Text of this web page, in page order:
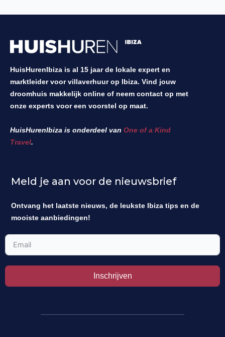
HuisHurenIbiza is al 15 jaar de lokale expert en
marktleider voor villaverhuur op Ibiza. Vind jouw
droomhuis makkelijk online of neem contact op met
onze experts voor een voorstel op maat.
HuisHurenIbiza is onderdeel van One of a Kind
Travel.
Meld je aan voor de nieuwsbrief
Ontvang het laatste nieuws, de leukste Ibiza tips en de
mooiste aanbiedingen!
Inschrijven